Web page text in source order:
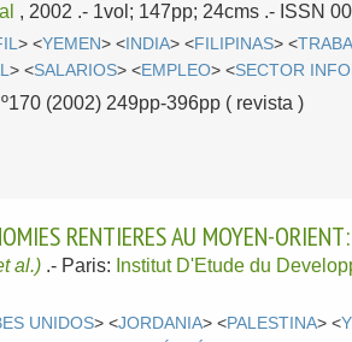
, 2002 .- 1vol; 147pp; 24cms .- ISSN
> <YEMEN> < INDIA> <FILIPINAS> <
> <SALARIOS> <EMPLEO> <SECTOR
(2002) 249pp-396pp ( revista )
RENTIERES AU MOYEN-
al.) .- Paris: Institut D'Etude du
UNIDOS> <JORDANIA> <PALESTINA> <